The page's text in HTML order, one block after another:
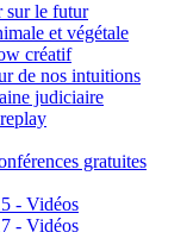
sur le futur
et végétale
créatif
de nos intuitions
judiciaire
gratuites
- Vidéos
- Vidéos